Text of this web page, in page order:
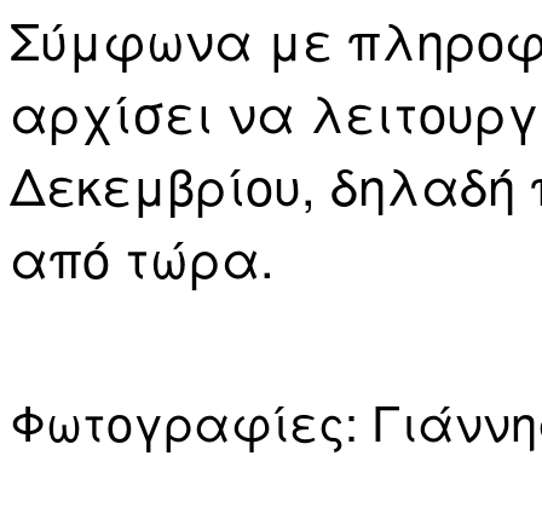
Σύμφωνα με
αρχίσει να
Δεκεμβρίου,
από τώρα.
Φωτογραφίες: